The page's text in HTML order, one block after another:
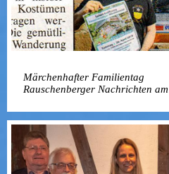
Märchenhafter Familientag
Rauschenberger Nachrichten